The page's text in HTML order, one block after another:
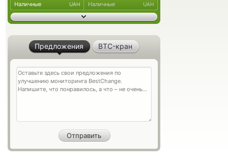
Наличные UAH Наличные UAH
Предложения BTC-кран